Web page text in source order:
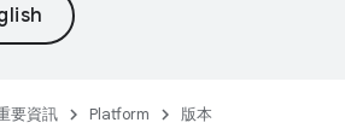
要資訊 Platform 版本